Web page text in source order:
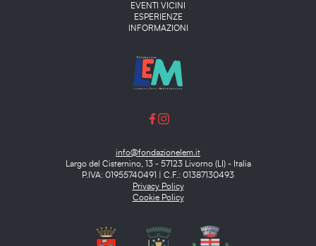
EVENTI VICINI
ESPERIENZE
INFORMAZIONI
info@fondazionelem.it
Largo del Cisternino, 13 - 57123 Livorno (LI) - Italia
P.IVA: 01955740491 | C.F.: 01387130493
Privacy Policy
Cookie Policy